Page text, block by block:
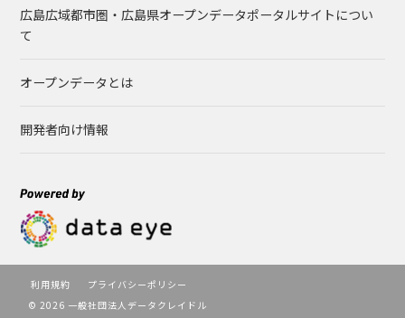
広島広域都市圏・広島県オープンデータポータルサイトについ
て
オープンデータとは
開発者向け情報
利用規約
プライバシーポリシー
© 2026 一般社団法人データクレイドル